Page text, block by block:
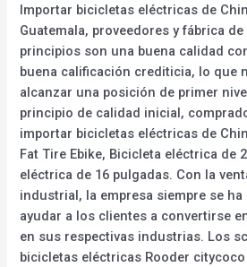
Importar bicicletas eléctricas de
Guatemala, proveedores y fábrica
principios son una buena calidad
buena calificación crediticia, lo que
alcanzar una posición de primer
principio de calidad inicial,
importar bicicletas eléctricas de
Fat Tire Ebike, Bicicleta eléctrica de
eléctrica de 16 pulgadas. Con la
industrial, la empresa siempre se
ayudar a los clientes a convertirse
en sus respectivas industrias. Los
bicicletas eléctricas Rooder